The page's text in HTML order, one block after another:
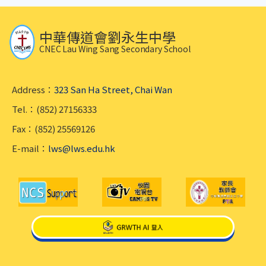
中華傳道會劉永生中學
CNEC Lau Wing Sang Secondary School
Address： 323 San Ha Street, Chai Wan
Tel.：(852) 27156333
Fax：(852) 25569126
E-mail： lws@lws.edu.hk